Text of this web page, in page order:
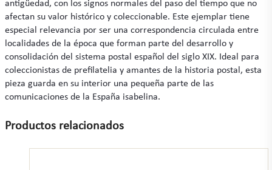
antigüedad, con los signos normales del paso del tiempo que no
afectan su valor histórico y coleccionable. Este ejemplar tiene
especial relevancia por ser una correspondencia circulada entre
localidades de la época que forman parte del desarrollo y
consolidación del sistema postal español del siglo XIX. Ideal para
coleccionistas de prefilatelia y amantes de la historia postal, esta
pieza guarda en su interior una pequeña parte de las
comunicaciones de la España isabelina.
Productos relacionados